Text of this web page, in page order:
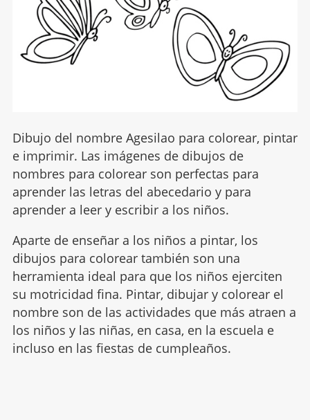
Dibujo del nombre Agesilao para colorear, pintar
e imprimir. Las imágenes de dibujos de
nombres para colorear son perfectas para
aprender las letras del abecedario y para
aprender a leer y escribir a los niños.
Aparte de enseñar a los niños a pintar, los
dibujos para colorear también son una
herramienta ideal para que los niños ejerciten
su motricidad fina. Pintar, dibujar y colorear el
nombre son de las actividades que más atraen a
los niños y las niñas, en casa, en la escuela e
incluso en las fiestas de cumpleaños.